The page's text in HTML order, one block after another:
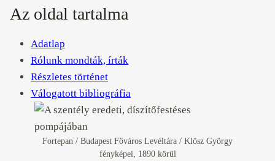
Az oldal tartalma
Adatlap
Rólunk mondták, írták
Részletes történet
Válogatott bibliográfia
Fortepan / Budapest Főváros Levéltára / Klösz György
fényképei, 1890 körül